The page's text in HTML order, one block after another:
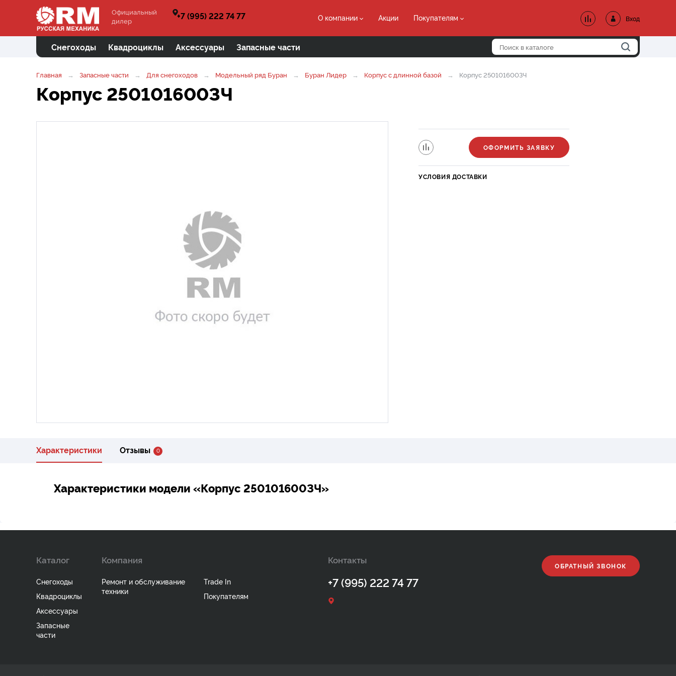
Официальный
дилер
Вход
+7 (995) 222 74 77 О компании Акции Покупателям
Снегоходы Квадроциклы Аксессуары Запасные части
Главная Запасные части Для снегоходов Модельный ряд Буран Буран Лидер Корпус с длинной базой Корпус 250101600ЗЧ
Корпус 250101600ЗЧ
ОФОРМИТЬ ЗАЯВКУ
УСЛОВИЯ ДОСТАВКИ
Характеристики Отзывы 0
Характеристики модели «Корпус 250101600ЗЧ»
Каталог
Снегоходы
Квадроциклы
Аксессуары
Запасные
части
Компания
Ремонт и обслуживание
техники
Trade In
Покупателям
Контакты
+7 (995) 222 74 77
ОБРАТНЫЙ ЗВОНОК